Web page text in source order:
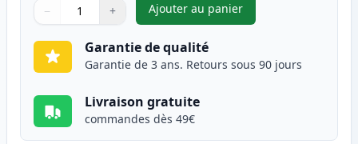
Quantité
Utilisez les boutons pour ajuster
− +
Quantité
Ajouter au panier
,Pack de 5 Canon 719 toner
Garantie de qualité
Garantie de 3 ans. Retours sous 90 jours
Livraison gratuite
commandes dès 49€